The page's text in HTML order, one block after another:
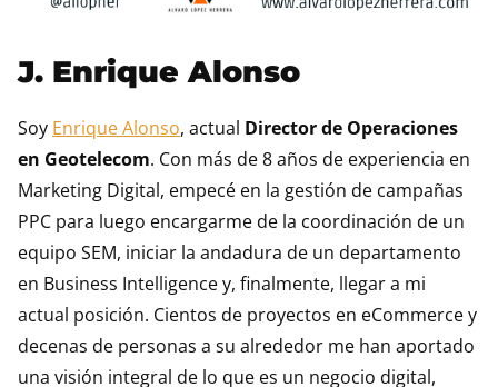
J. Enrique Alonso
Soy Enrique Alonso, actual Director de Operaciones
en Geotelecom. Con más de 8 años de experiencia en
Marketing Digital, empecé en la gestión de campañas
PPC para luego encargarme de la coordinación de un
equipo SEM, iniciar la andadura de un departamento
en Business Intelligence y, finalmente, llegar a mi
actual posición. Cientos de proyectos en eCommerce y
decenas de personas a su alrededor me han aportado
una visión integral de lo que es un negocio digital,